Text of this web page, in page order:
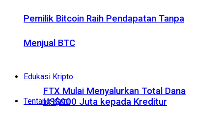
Pemilik Bitcoin Raih Pendapatan Tanpa
Menjual BTC
Edukasi Kripto
Tentang Kami
FTX Mulai Menyalurkan Total Dana
US$900 Juta kepada Kreditur